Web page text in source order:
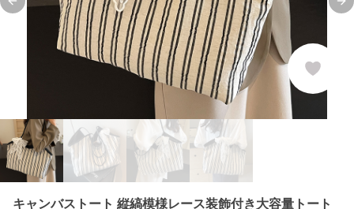
Previous slide
キャンバストート 縦縞模様レース装飾付き大容量トート